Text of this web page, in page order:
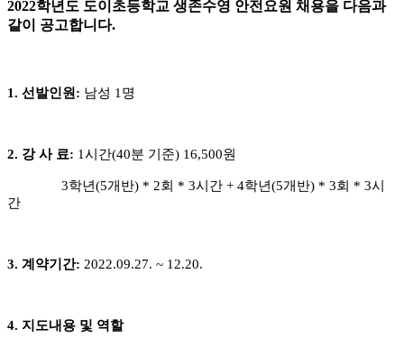
2022학년도 도이초등학교 생존수영 안전요원 채용을 다음과
같이 공고합니다.
1. 선발인원: 남성 1명
2. 강 사 료: 1시간(40분 기준) 16,500원
3학년(5개반) * 2회 * 3시간 + 4학년(5개반) * 3회 * 3시
간
3. 계약기간: 2022.09.27. ~ 12.20.
4. 지도내용 및 역할